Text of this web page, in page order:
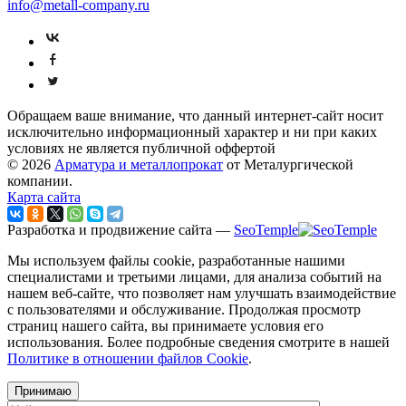
info@metall-company.ru
Обращаем ваше внимание, что данный интернет-сайт носит
исключительно информационный характер и ни при каких
условиях не является публичной оффертой
© 2026 Арматура и металлопрокат от Металургической
компании.
Карта сайта
Разработка и продвижение сайта — SeoTemple
Мы используем файлы cookie, разработанные нашими
специалистами и третьими лицами, для анализа событий на
нашем веб-сайте, что позволяет нам улучшать взаимодействие
с пользователями и обслуживание. Продолжая просмотр
страниц нашего сайта, вы принимаете условия его
использования. Более подробные сведения смотрите в нашей
Политике в отношении файлов Cookie.
Принимаю